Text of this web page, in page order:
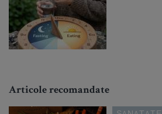
Articole recomandate